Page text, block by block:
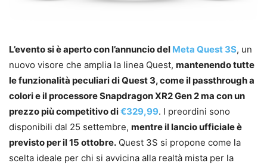
L’evento si è aperto con l’annuncio del Meta Quest 3S, un
nuovo visore che amplia la linea Quest, mantenendo tutte
le funzionalità peculiari di Quest 3, come il passthrough a
colori e il processore Snapdragon XR2 Gen 2 ma con un
prezzo più competitivo di€329,99. I preordini sono
disponibili dal 25 settembre, mentre il lancio ufficiale è
previsto per il 15 ottobre. Quest 3S si propone come la
scelta ideale per chi si avvicina alla realtà mista per la